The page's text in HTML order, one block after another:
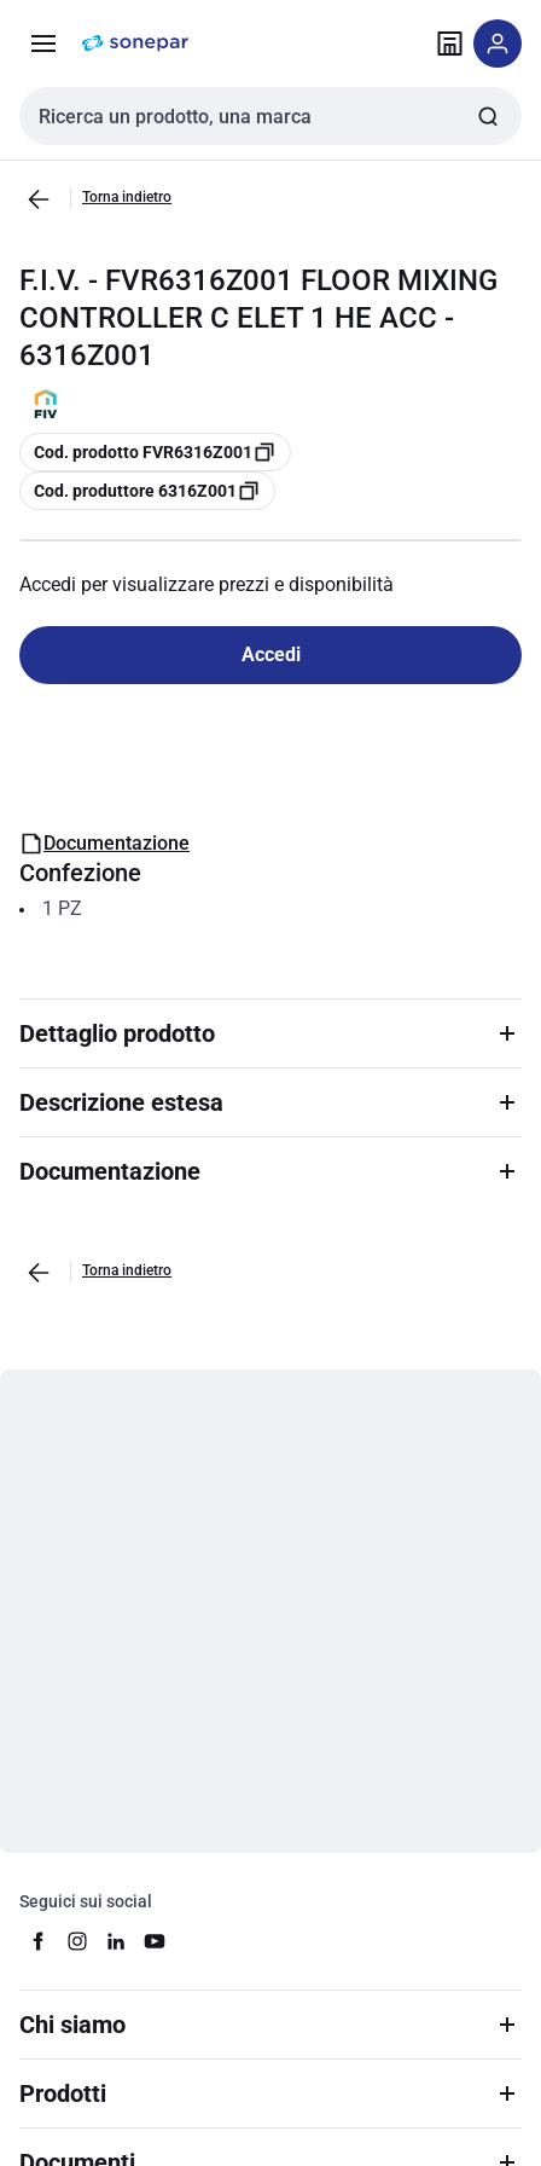
navigazione alla
Cerca input
Torna indietro
F.I.V. - FVR6316Z001 FLOOR MIXING
CONTROLLER C ELET 1 HE ACC -
6316Z001
copia
Cod. prodotto FVR6316Z001
copia
Cod. produttore 6316Z001
Accedi per visualizzare prezzi e disponibilità
Accedi
Documentazione
Confezione
1 PZ
Dettaglio prodotto
Descrizione estesa
Documentazione
Torna indietro
Seguici sui social
Chi siamo
Prodotti